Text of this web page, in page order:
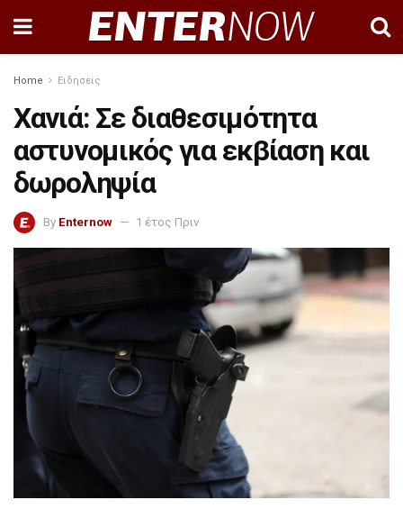
Home Ειδησεις
Χανιά: Σε διαθεσιμότητα
αστυνομικός για εκβίαση και
δωροληψία
By Enternow 1 έτος Πριν